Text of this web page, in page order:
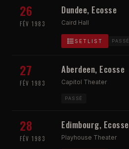
26
FÉV 1983
Dundee, Ecosse
Caird Hall
SETLIST PASSÉ
27
FÉV 1983
Aberdeen, Ecosse
Capitol Theater
PASSÉ
28
FÉV 1983
Edimbourg, Ecosse
Playhouse Theater